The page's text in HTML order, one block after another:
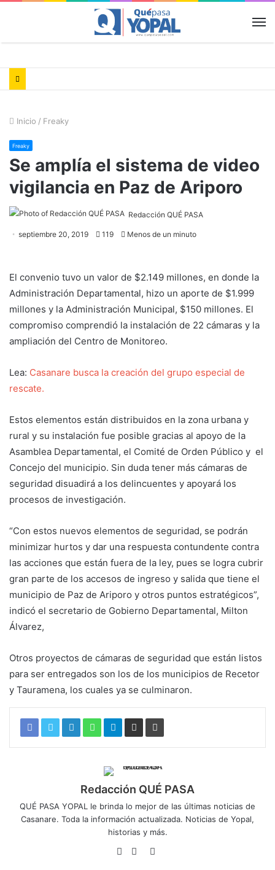
Inicio / Freaky
Freaky
Se amplía el sistema de video
vigilancia en Paz de Ariporo
Redacción QUÉ PASA
septiembre 20, 2019 119 Menos de un minuto
El convenio tuvo un valor de $2.149 millones, en donde la
Administración Departamental, hizo un aporte de $1.999
millones y la Administración Municipal, $150 millones. El
compromiso comprendió la instalación de 22 cámaras y la
ampliación del Centro de Monitoreo.
Lea: Casanare busca la creación del grupo especial de
rescate.
Estos elementos están distribuidos en la zona urbana y
rural y su instalación fue posible gracias al apoyo de la
Asamblea Departamental, el Comité de Orden Público y el
Concejo del municipio. Sin duda tener más cámaras de
seguridad disuadirá a los delincuentes y apoyará los
procesos de investigación.
“Con estos nuevos elementos de seguridad, se podrán
minimizar hurtos y dar una respuesta contundente contra
las acciones que están fuera de la ley, pues se logra cubrir
gran parte de los accesos de ingreso y salida que tiene el
municipio de Paz de Ariporo y otros puntos estratégicos”,
indicó el secretario de Gobierno Departamental, Milton
Álvarez,
Otros proyectos de cámaras de seguridad que están listos
para ser entregados son los de los municipios de Recetor
y Tauramena, los cuales ya se culminaron.
Redacción QUÉ PASA
QUÉ PASA YOPAL le brinda lo mejor de las últimas noticias de
Casanare. Toda la información actualizada. Noticias de Yopal,
historias y más.
Sitio Facebook
Twitter